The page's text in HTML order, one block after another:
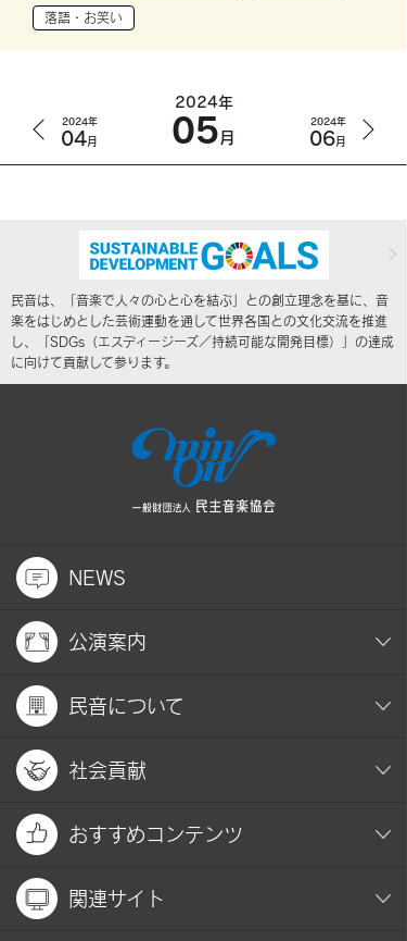
落語・お笑い
2024年
04月
2024年
05月
2024年
06月
民音は、「音楽で人々の心と心を結ぶ」との創立理念を基に、音
楽をはじめとした芸術運動を通して世界各国との文化交流を推進
し、「SDGs（エスディージーズ／持続可能な開発目標）」の達成
に向けて貢献して参ります。
NEWS
公演案内
民音について
社会貢献
おすすめコンテンツ
関連サイト